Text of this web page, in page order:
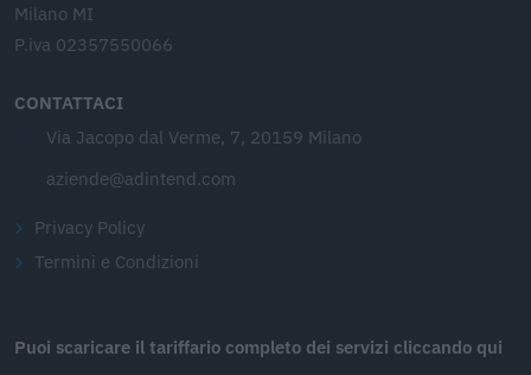
Milano MI
P.iva 02357550066
CONTATTACI
Via Jacopo dal Verme, 7, 20159 Milano
aziende@adintend.com
Privacy Policy
Termini e Condizioni
Puoi scaricare il tariffario completo dei servizi cliccando qui